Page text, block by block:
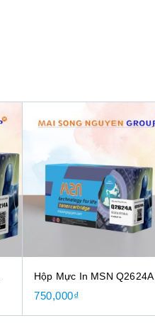
Hộp Mực In MSN Q2624A
750,000₫